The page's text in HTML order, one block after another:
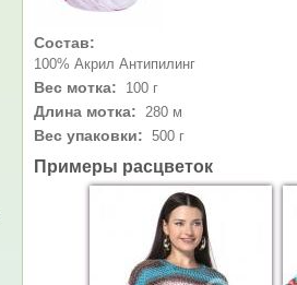
Состав:
100% Акрил Антипилинг
Вес мотка: 100 г
Длина мотка: 280 м
Вес упаковки: 500 г
Примеры расцветок